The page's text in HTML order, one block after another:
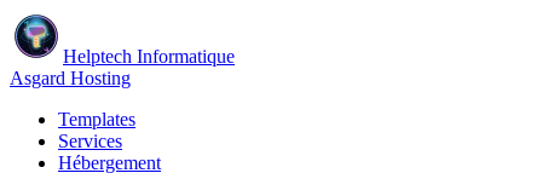
Helptech Informatique
Asgard Hosting
Templates
Services
Hébergement